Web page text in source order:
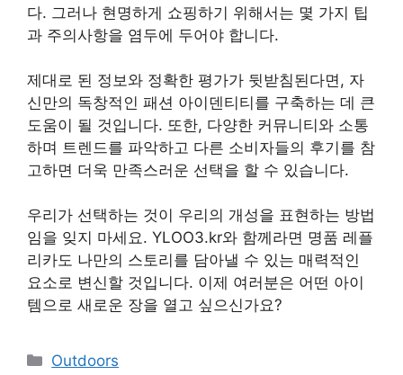
다. 그러나 현명하게 쇼핑하기 위해서는 몇 가지 팁
과 주의사항을 염두에 두어야 합니다.
제대로 된 정보와 정확한 평가가 뒷받침된다면, 자
신만의 독창적인 패션 아이덴티티를 구축하는 데 큰
도움이 될 것입니다. 또한, 다양한 커뮤니티와 소통
하며 트렌드를 파악하고 다른 소비자들의 후기를 참
고하면 더욱 만족스러운 선택을 할 수 있습니다.
우리가 선택하는 것이 우리의 개성을 표현하는 방법
임을 잊지 마세요. YLOO3.kr와 함께라면 명품 레플
리카도 나만의 스토리를 담아낼 수 있는 매력적인
요소로 변신할 것입니다. 이제 여러분은 어떤 아이
템으로 새로운 장을 열고 싶으신가요?
Categories
Outdoors